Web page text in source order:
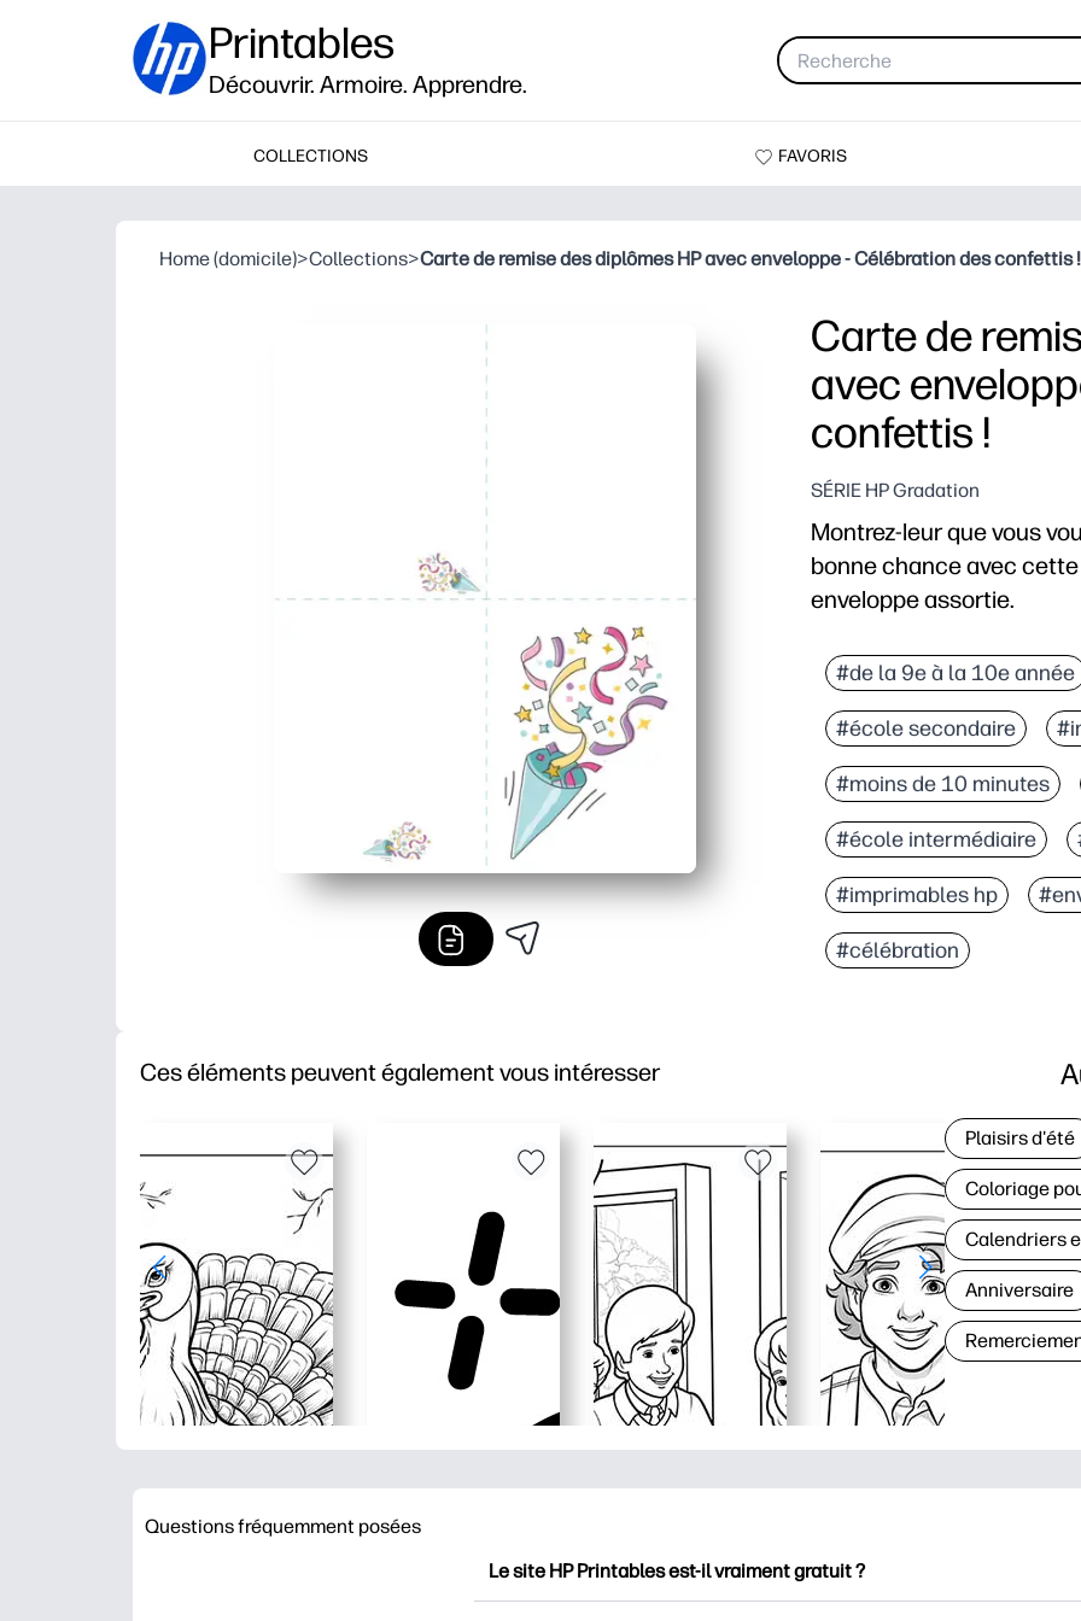
Printables
Découvrir. Armoire. Apprendre.
COLLECTIONS FAVORIS
Home (domicile)>Collections>Carte de remise des diplômes HP avec enveloppe - Célébration des confettis !
Carte de
avec
confettis !
SÉRIE HP Gradation
Montrez-leur que vous
bonne chance avec
enveloppe assortie.
Prêt-à-porter : vous
Facile à personnaliser
Finition coordonnée -
Idéal pour la classe et
#de la 9e à la 10e année
#école secondaire
#moins de 10 minutes
#école intermédiaire
#imprimables hp
#célébration
Ces éléments peuvent également vous intéresser
Plaisirs d'été
Coloriage
Calendriers
Anniversaire
Questions fréquemment posées
Le site HP Printables est-il vraiment gratuit ?